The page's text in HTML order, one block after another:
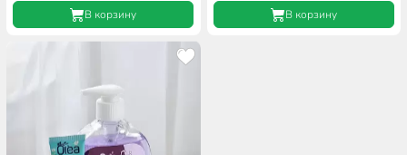
В корзину В корзину